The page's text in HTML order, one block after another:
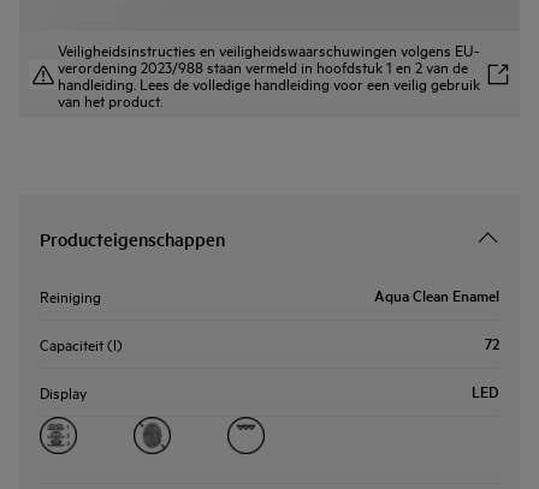
Veiligheidsinstructies en veiligheidswaarschuwingen volgens EU-
verordening 2023/988 staan vermeld in hoofdstuk 1 en 2 van de
handleiding. Lees de volledige handleiding voor een veilig gebruik
van het product.
Producteigenschappen
Reiniging Aqua Clean Enamel
Capaciteit (l) 72
Display LED